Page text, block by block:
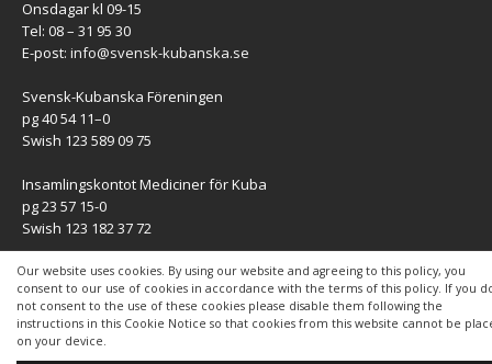
Our website uses cookies. By using our website and agreeing to this policy, you
consent to our use of cookies in accordance with the terms of this policy. If you
not consent to the use of these cookies please disable them following the
instructions in this Cookie Notice so that cookies from this website cannot be
on your device.
Onsdagar kl 09-15
Tel: 08 – 31 95 30
E-post: info@svensk-kubanska.se
Svensk-Kubanska Föreningen
pg 40 54 11–0
Swish 123 589 09 75
Insamlingskontot Mediciner för Kuba
pg 23 57 15-0
Swish 123 182 37 72
KONTAKT
Kontaktuppgifter